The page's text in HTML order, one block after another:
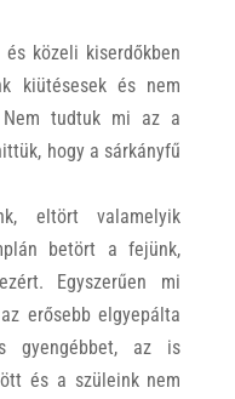
közeli kiserdőkben
kiütésesek és nem
tudtuk mi az a
hogy a sárkányfű
eltört valamelyik
betört a fejünk,
Egyszerűen mi
erősebb elgyepálta
gyengébbet, az is
és a szüleink nem